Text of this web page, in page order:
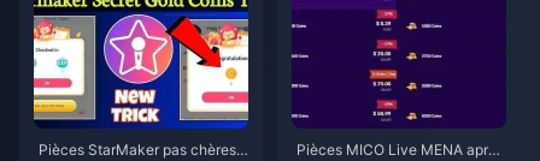
Pièces StarMaker pas chères p
Pièces MICO Live MENA après